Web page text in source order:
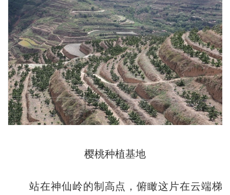
樱桃种植基地
站在神仙岭的制高点，俯瞰这片在云端梯